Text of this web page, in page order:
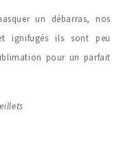
un débarras, nos
ignifugés ils sont peu
pour un parfait